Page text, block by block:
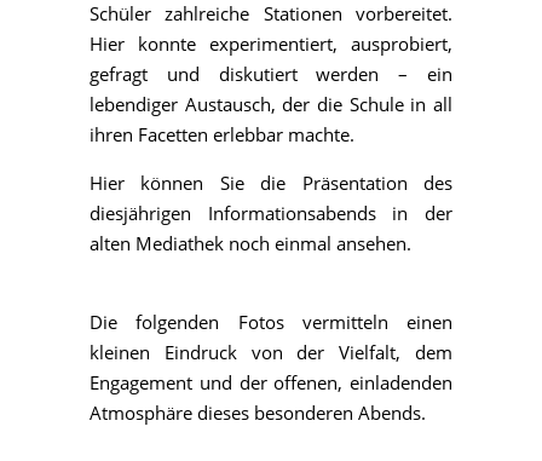
Schüler zahlreiche Stationen vorbereitet.
Hier konnte experimentiert, ausprobiert,
gefragt und diskutiert werden – ein
lebendiger Austausch, der die Schule in all
ihren Facetten erlebbar machte.
Hier können Sie die Präsentation des
diesjährigen Informationsabends in der
alten Mediathek noch einmal ansehen.
Die folgenden Fotos vermitteln einen
kleinen Eindruck von der Vielfalt, dem
Engagement und der offenen, einladenden
Atmosphäre dieses besonderen Abends.